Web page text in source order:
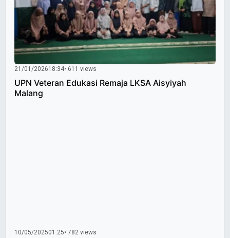
21/01/202618:34• 611 views
UPN Veteran Edukasi Remaja LKSA Aisyiyah
Malang
10/05/202501:25• 782 views